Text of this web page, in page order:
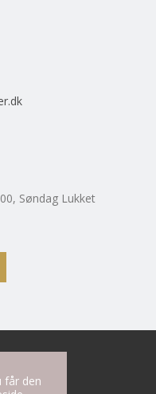
får den
Søndag Lukket